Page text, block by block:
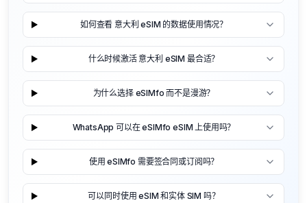
如何查看 意大利 eSIM 的数据使用情况？
什么时候激活 意大利 eSIM 最合适？
为什么选择 eSIMfo 而不是漫游？
WhatsApp 可以在 eSIMfo eSIM 上使用吗？
使用 eSIMfo 需要签合同或订阅吗？
可以同时使用 eSIM 和实体 SIM 吗？